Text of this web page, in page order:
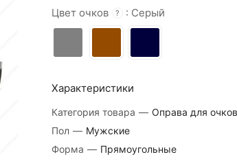
Цвет очков ? : Серый
Характеристики
Категория товара — Оправа для очков
Пол — Мужские
Форма — Прямоугольные